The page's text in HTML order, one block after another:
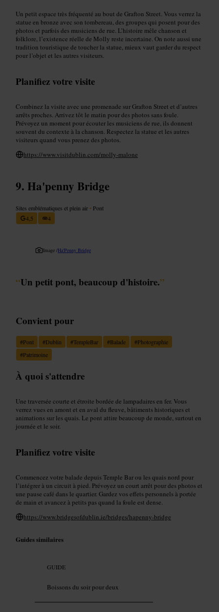
Un petit espace très fréquenté au bout de Grafton Street. Vous verrez la
statue en bronze avec son tombereau, des groupes qui posent pour des
photos et parfois des musiciens de rue. L’histoire mêle chanson et
folklore, l’existence réelle de Molly reste incertaine. On note aussi une
tradition touristique de toucher la statue, mieux vaut garder du respect
pour l’objet et les autres visiteurs.
Planifiez votre visite
Combinez la visite avec une promenade sur Grafton Street et d’autres
arrêts proches. Arrivez tôt le matin pour des photos sans foule.
Prévoyez un moment pour écouter les musiciens de rue, ils donnent
souvent du contexte à la chanson. Respectez la statue et les autres
visiteurs quand vous prenez des photos.
https://www.visitdublin.com/molly-malone
Ha'penny Bridge
Sites emblématiques et plein air • Pont
4,5
4
Image /Ha'Penny Bridge
“Un petit pont, beaucoup d'histoire.”
Convient pour
#Pont #Dublin #TempleBar #Balade #Photographie
#Patrimoine
À quoi s'attendre
Une traversée courte et étroite bordée de lampadaires en fer. Vous
verrez vues en amont et en aval du fleuve, bâtiments historiques et
animations sur les quais. Le pont attire beaucoup de monde, surtout en
journée et le soir.
Planifiez votre visite
Commencez votre balade depuis Temple Bar ou les quais nord pour
l’intégrer à un circuit à pied. Prévoyez un court arrêt pour des photos et
une pause café dans le quartier. Gardez vos effets personnels à portée
de main et avancez à petits pas quand la foule est dense.
https://www.bridgesofdublin.ie/bridges/hapenny-bridge
Guides similaires
GUIDE
Boissons du soir pour deux